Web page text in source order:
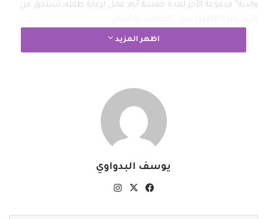
والدية” مدفوعة الأجر لمدة خمسة أيام عمل لرعاية طفله، تستحق من
وتعزز الخطوة التشريعية التي تم اعتمادها بموجب هذا المرسوم بقانون
الخاص بالدولة لمواءمة المرحلة المقبلة ضمن توجهات الدولة للاستعداد
اظهر المزيد
يوسف البدواوي
فيسبوك
‫X